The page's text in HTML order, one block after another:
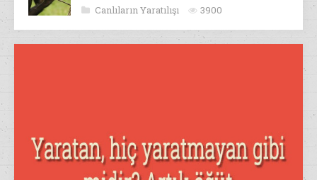
Canlıların Yaratılışı 3900